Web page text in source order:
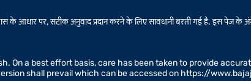
के आधार पर, सटीक अनुवाद प्रदान करने के लिए सावधानी बरती गई है. इस पेज के
On a best effort basis, care has been taken to provide
shall prevail which can be accessed on https://